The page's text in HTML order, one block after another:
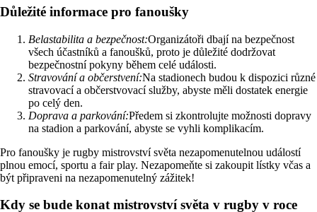
Důležité informace pro fanoušky
Belastabilita a bezpečnost:Organizátoři dbají na bezpečnost
všech účastníků a fanoušků, proto je důležité dodržovat
bezpečnostní pokyny během celé události.
Stravování a občerstvení:Na stadionech budou k dispozici různé
stravovací a občerstvovací služby, abyste měli dostatek energie
po celý den.
Doprava a parkování:Předem si zkontrolujte možnosti dopravy
na stadion a parkování, abyste se vyhli komplikacím.
Pro fanoušky je rugby mistrovství světa nezapomenutelnou událostí
plnou emocí, sportu a fair play. Nezapomeňte si zakoupit lístky včas a
být připraveni na nezapomenutelný zážitek!
Kdy se bude konat mistrovství světa v rugby v roce